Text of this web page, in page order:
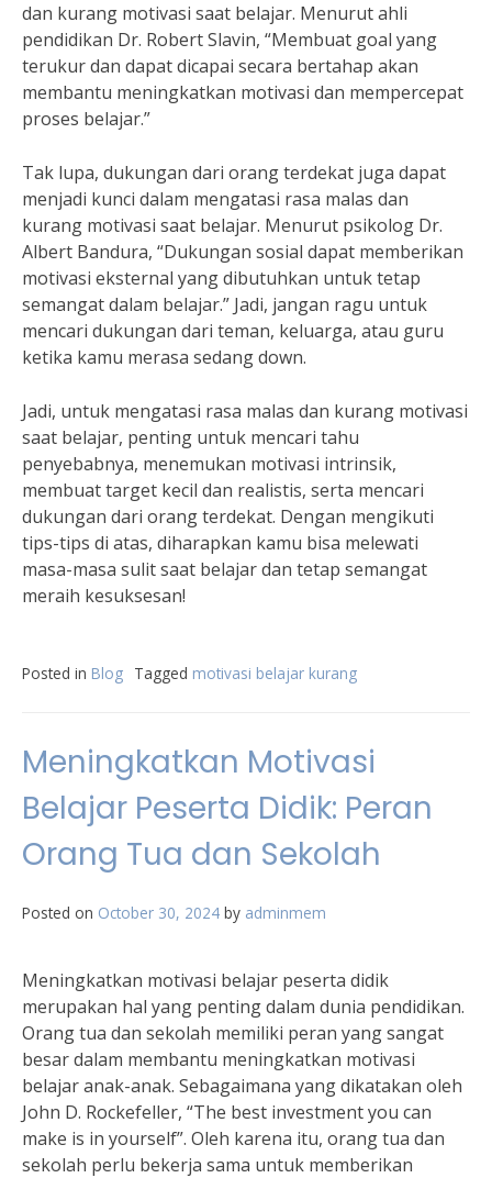
dan kurang motivasi saat belajar. Menurut ahli
pendidikan Dr. Robert Slavin, “Membuat goal yang
terukur dan dapat dicapai secara bertahap akan
membantu meningkatkan motivasi dan mempercepat
proses belajar.”
Tak lupa, dukungan dari orang terdekat juga dapat
menjadi kunci dalam mengatasi rasa malas dan
kurang motivasi saat belajar. Menurut psikolog Dr.
Albert Bandura, “Dukungan sosial dapat memberikan
motivasi eksternal yang dibutuhkan untuk tetap
semangat dalam belajar.” Jadi, jangan ragu untuk
mencari dukungan dari teman, keluarga, atau guru
ketika kamu merasa sedang down.
Jadi, untuk mengatasi rasa malas dan kurang motivasi
saat belajar, penting untuk mencari tahu
penyebabnya, menemukan motivasi intrinsik,
membuat target kecil dan realistis, serta mencari
dukungan dari orang terdekat. Dengan mengikuti
tips-tips di atas, diharapkan kamu bisa melewati
masa-masa sulit saat belajar dan tetap semangat
meraih kesuksesan!
Posted in Blog Tagged motivasi belajar kurang
Meningkatkan Motivasi
Belajar Peserta Didik: Peran
Orang Tua dan Sekolah
Posted on October 30, 2024 by adminmem
Meningkatkan motivasi belajar peserta didik
merupakan hal yang penting dalam dunia pendidikan.
Orang tua dan sekolah memiliki peran yang sangat
besar dalam membantu meningkatkan motivasi
belajar anak-anak. Sebagaimana yang dikatakan oleh
John D. Rockefeller, “The best investment you can
make is in yourself”. Oleh karena itu, orang tua dan
sekolah perlu bekerja sama untuk memberikan